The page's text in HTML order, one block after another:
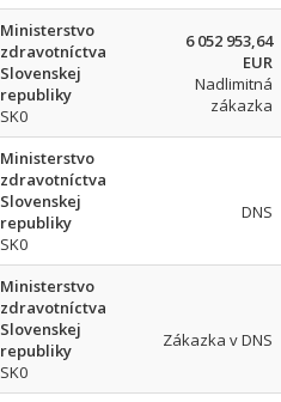
Ministerstvo
zdravotníctva
Slovenskej
republiky
SK0
6 052 953,64
EUR
Nadlimitná
zákazka
Ministerstvo
zdravotníctva
Slovenskej
republiky
SK0
DNS
Ministerstvo
zdravotníctva
Slovenskej
republiky
SK0
Zákazka v DNS